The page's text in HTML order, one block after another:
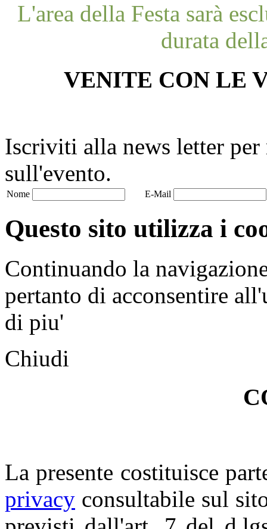
L'area della Festa sarà
durata
VENITE CON LE
Iscriviti alla news letter
sull'evento.
Nome E-Mail
Questo sito utilizza i
Continuando la
pertanto di acconsentire
di piu'
Chiudi
La presente costituisce
privacy consultabile sul